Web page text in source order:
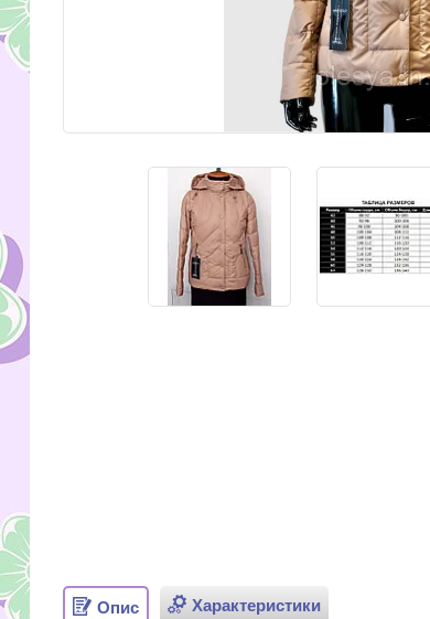
Опис Характеристики